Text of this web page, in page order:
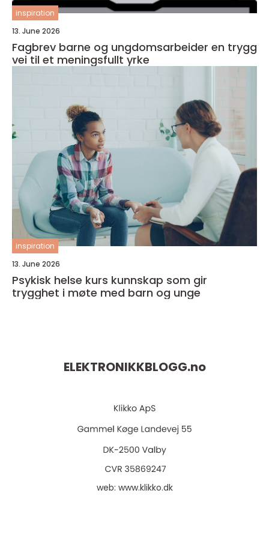
inspiration
13. June 2026
Fagbrev barne og ungdomsarbeider en trygg
vei til et meningsfullt yrke
inspiration
13. June 2026
Psykisk helse kurs kunnskap som gir
trygghet i møte med barn og unge
ELEKTRONIKKBLOGG.no
web: www.klikko.dk